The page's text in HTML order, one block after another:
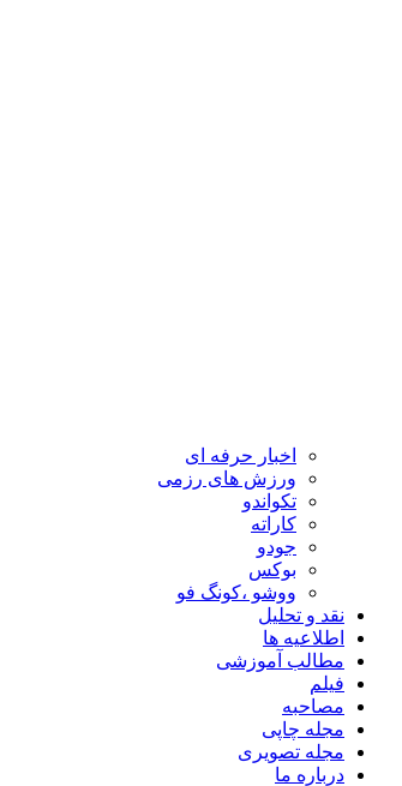
اخبار حرفه ای
ورزش های رزمی
تکواندو
کاراته
جودو
بوکس
ووشو ،کونگ فو
نقد و تحلیل
اطلاعیه ها
مطالب آموزشی
فیلم
مصاحبه
مجله چاپی
مجله تصویری
درباره ما